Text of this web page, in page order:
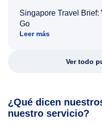
Singapore Travel Brief:
Go
Leer más
Ver todo
¿Qué dicen
nuestro servicio?